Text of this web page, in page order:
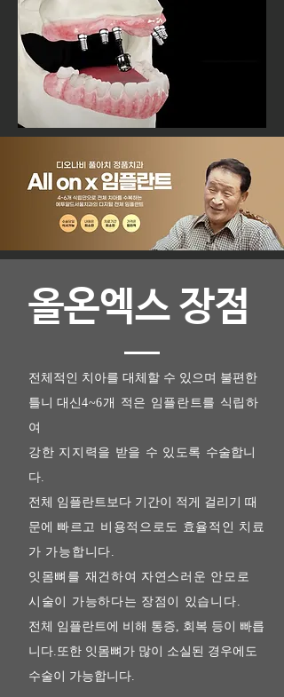
올온엑스 장점
전체적인 치아를 대체할 수 있으며 불편한
틀니 대신4~6개 적은 임플란트를 식립하
여
강한 지지력을 받을 수 있도록 수술합니
다.
전체 임플란트보다 기간이 적게 걸리기 때
문에 빠르고 비용적으로도 효율적인 치료
가 가능합니다.
잇몸뼈를 재건하여 자연스러운 안모로
시술이 가능하다는 장점이 있습니다.
전체 임플란트에 비해 통증, 회복 등이 빠릅
니다.또한 잇몸뼈가 많이 소실된 경우에도
수술이 가능합니다.